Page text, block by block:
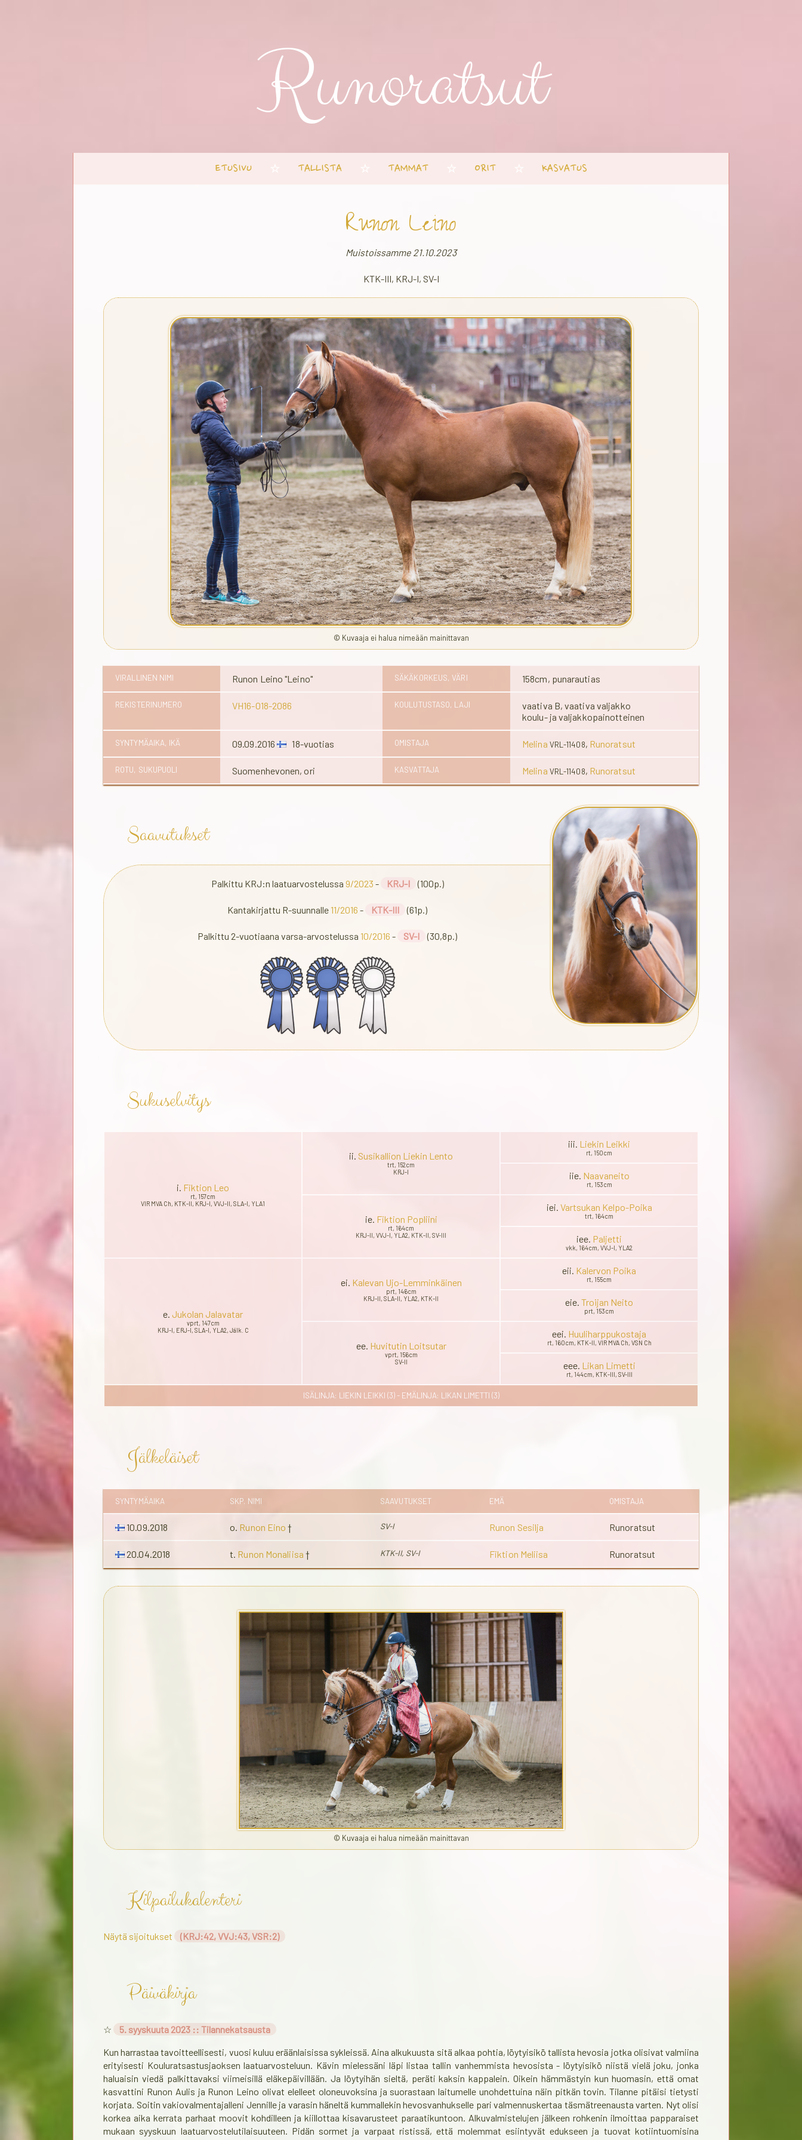
Runoratsut
ETUSIVU TALLISTA TAMMAT ORIT KASVATUS
Runon Leino
Muistoissamme 21.10.2023
KTK-III, KRJ-I, SV-I
© Kuvaaja ei halua nimeään mainittavan
VIRALLINEN NIMI Runon Leino "Leino" SÄKÄKORKEUS, VÄRI 158cm, punarautias
REKISTERINUMERO VH16-018-2086 KOULUTUSTASO, LAJI
vaativa B, vaativa valjakko
koulu- ja valjakkopainotteinen
SYNTYMÄAIKA, IKÄ 09.09.2016 18-vuotias OMISTAJA Melina VRL-11408, Runoratsut
ROTU, SUKUPUOLI Suomenhevonen, ori KASVATTAJA Melina VRL-11408, Runoratsut
Saavutukset
Palkittu KRJ:n laatuarvostelussa 9/2023 - KRJ-I (100p.)
Kantakirjattu R-suunnalle11/2016 - KTK-III (61p.)
Palkittu 2-vuotiaana varsa-arvostelussa 10/2016 - SV-I (30,8p.)
Sukuselvitys
i. Fiktion Leo
rt, 157cm
VIR MVA Ch, KTK-II, KRJ-I, VVJ-II, SLA-I, YLA1
ii. Susikallion Liekin Lento
trt, 152cm
KRJ-I
iii. Liekin Leikki
rt, 150cm
iie. Naavaneito
rt, 153cm
ie. Fiktion Popliini
rt, 164cm
KRJ-II, VVJ-I, YLA2, KTK-II, SV-III
iei. Vartsukan Kelpo-Poika
trt, 164cm
iee. Paljetti
vkk, 164cm, VVJ-I, YLA2
e. Jukolan Jalavatar
vprt, 147cm
KRJ-I, ERJ-I, SLA-I, YLA2, Jälk. C
ei. Kalevan Ujo-Lemminkäinen
prt, 146cm
KRJ-II, SLA-II, YLA2, KTK-II
eii. Kalervon Poika
rt, 155cm
eie. Troijan Neito
prt, 153cm
ee. Huvitutin Loitsutar
vprt, 156cm
SV-II
eei. Huuliharppukostaja
rt, 160cm, KTK-II, VIR MVA Ch, VSN Ch
eee. Likan Limetti
rt, 144cm, KTK-III, SV-III
ISÄLINJA: LIEKIN LEIKKI (3) - EMÄLINJA: LIKAN LIMETTI (3)
Jälkeläiset
SYNTYMÄAIKA SKP. NIMI SAAVUTUKSET EMÄ OMISTAJA
10.09.2018 o. Runon Eino † SV-I Runon Sesilja Runoratsut
20.04.2018 t. Runon Monaliisa † KTK-II, SV-I Fiktion Meliisa Runoratsut
© Kuvaaja ei halua nimeään mainittavan
Kilpailukalenteri
Näytä sijoitukset (KRJ:42, VVJ:43, VSR:2)
Päiväkirja
☆
5. syyskuuta 2023 :: Tilannekatsausta
Kun harrastaa tavoitteellisesti, vuosi kuluu eräänlaisissa sykleissä. Aina alkukuusta sitä alkaa pohtia, löytyisikö tallista hevosia jotka olisivat valmiina
erityisesti Kouluratsastusjaoksen laatuarvosteluun. Kävin mielessäni läpi listaa tallin vanhemmista hevosista - löytyisikö niistä vielä joku, jonka
haluaisin viedä palkittavaksi viimeisillä eläkepäivillään. Ja löytyihän sieltä, peräti kaksin kappalein. Oikein hämmästyin kun huomasin, että omat
kasvattini Runon Aulis ja Runon Leino olivat elelleet oloneuvoksina ja suorastaan laitumelle unohdettuina näin pitkän tovin. Tilanne pitäisi tietysti
korjata. Soitin vakiovalmentajalleni Jennille ja varasin häneltä kummallekin hevosvanhukselle pari valmennuskertaa täsmätreenausta varten. Nyt olisi
korkea aika kerrata parhaat moovit kohdilleen ja kiillottaa kisavarusteet paraatikuntoon. Alkuvalmistelujen jälkeen rohkenin ilmoittaa papparaiset
mukaan syyskuun laatuarvostelutilaisuuteen. Pidän sormet ja varpaat ristissä, että molemmat esiintyvät edukseen ja tuovat kotiintuomisina